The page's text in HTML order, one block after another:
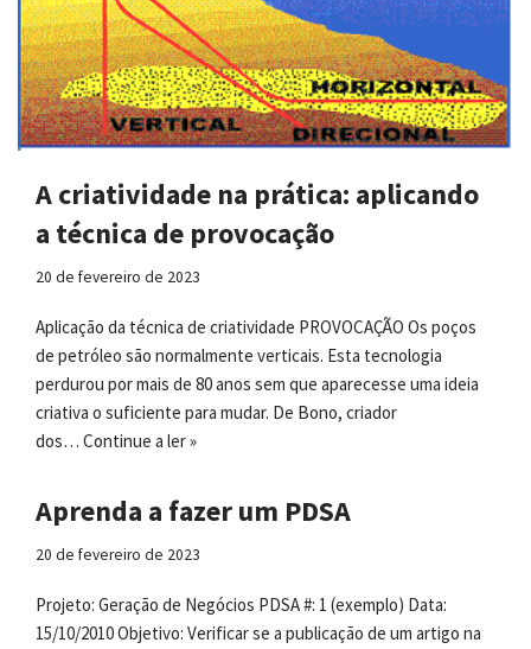
A criatividade na prática: aplicando
a técnica de provocação
20 de fevereiro de 2023
Aplicação da técnica de criatividade PROVOCAÇÃO Os poços
de petróleo são normalmente verticais. Esta tecnologia
perdurou por mais de 80 anos sem que aparecesse uma ideia
criativa o suficiente para mudar. De Bono, criador
dos… Continue a ler »
Aprenda a fazer um PDSA
20 de fevereiro de 2023
Projeto: Geração de Negócios PDSA #: 1 (exemplo) Data:
15/10/2010 Objetivo: Verificar se a publicação de um artigo na